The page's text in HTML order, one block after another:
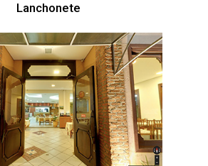
Lanchonete